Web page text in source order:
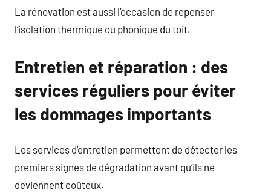
La rénovation est aussi l’occasion de repenser
l’isolation thermique ou phonique du toit.
Entretien et réparation : des
services réguliers pour éviter
les dommages importants
Les services d’entretien permettent de détecter les
premiers signes de dégradation avant qu’ils ne
deviennent coûteux.